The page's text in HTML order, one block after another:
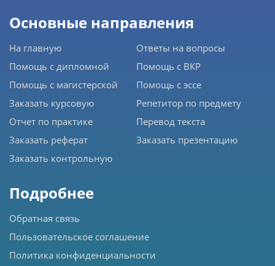
Основные направления
На главную
Помощь с дипломной
Помощь с магистерской
Заказать курсовую
Отчет по практике
Заказать реферат
Заказать контрольную
Ответы на вопросы
Помощь с ВКР
Помощь с эссе
Репетитор по предмету
Перевод текста
Заказать презентацию
Подробнее
Обратная связь
Пользовательское соглашение
Политика конфиденциальности